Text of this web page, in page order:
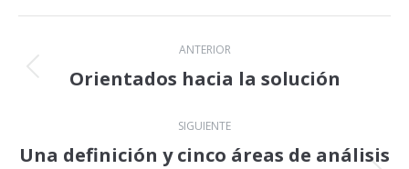
Navegación
entre
publicaciones
ANTERIOR
Publicación
Orientados hacia la solución
SIGUIENTE
Una definición y cinco áreas de análisis